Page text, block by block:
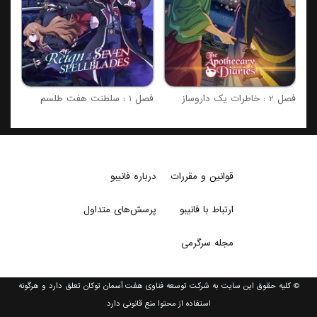
فصل 2 : خاطرات یک داروساز فصل 1 : سلطنت هفت طلسم
قوانین و مقررات درباره فانیبو
ارتباط با فانیبو پرسش‌های متداول
مجله سرگرمی
© کلیه حقوق این سایت به شرکت توسعه فناوی هفت آسمان توکان تعلق دارد و هرگونه
استفاده از محتوا منع قانونی دارد